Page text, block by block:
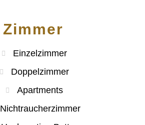
Zimmer
Einzelzimmer
Doppelzimmer
Apartments
Nichtraucherzimmer